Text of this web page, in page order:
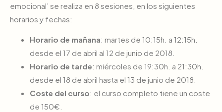
emocional’ se realiza en 8 sesiones, en los siguientes
horarios y fechas:
Horario de mañana: martes de 10:15h. a 12:15h.
desde el 17 de abril al 12 de junio de 2018.
Horario de tarde: miércoles de 19:30h. a 21:30h.
desde el 18 de abril hasta el 13 de junio de 2018.
Coste del curso: el curso completo tiene un coste
de 150€.